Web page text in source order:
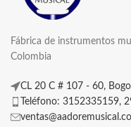
Fábrica de instrumentos
Colombia
CL 20 C # 107 - 60,
Teléfono: 3152335159,